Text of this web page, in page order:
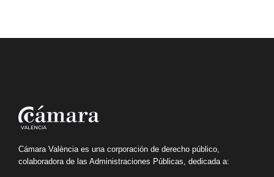
Cámara València es una corporación de derecho público,
colaboradora de las Administraciones Públicas, dedicada a: